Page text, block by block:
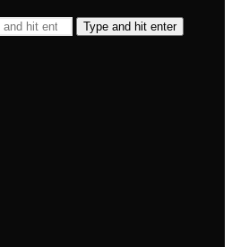
Type and hit enter